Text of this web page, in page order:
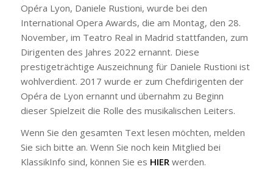
Opéra Lyon, Daniele Rustioni, wurde bei den
International Opera Awards, die am Montag, den 28.
November, im Teatro Real in Madrid stattfanden, zum
Dirigenten des Jahres 2022 ernannt. Diese
prestigeträchtige Auszeichnung für Daniele Rustioni ist
wohlverdient. 2017 wurde er zum Chefdirigenten der
Opéra de Lyon ernannt und übernahm zu Beginn
dieser Spielzeit die Rolle des musikalischen Leiters.
Wenn Sie den gesamten Text lesen möchten, melden
Sie sich bitte an. Wenn Sie noch kein Mitglied bei
KlassikInfo sind, können Sie es HIERwerden.